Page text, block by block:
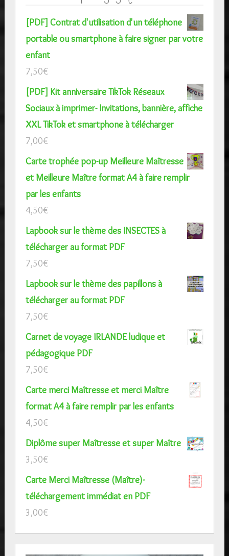
[PDF] Contrat d'utilisation d'un téléphone
portable ou smartphone à faire signer par votre
enfant
7,50€
[PDF] Kit anniversaire TikTok Réseaux
Sociaux à imprimer- Invitations, bannière, affiche
XXL TikTok et smartphone à télécharger
7,00€
Carte trophée pop-up Meilleure Maîtresse
et Meilleure Maître format A4 à faire remplir
par les enfants
4,50€
Lapbook sur le thème des INSECTES à
télécharger au format PDF
7,50€
Lapbook sur le thème des papillons à
télécharger au format PDF
7,50€
Carnet de voyage IRLANDE ludique et
pédagogique PDF
7,50€
Carte merci Maîtresse et merci Maître
format A4 à faire remplir par les enfants
4,50€
Diplôme super Maîtresse et super Maître
3,50€
Carte Merci Maîtresse (Maître)-
téléchargement immédiat en PDF
3,00€